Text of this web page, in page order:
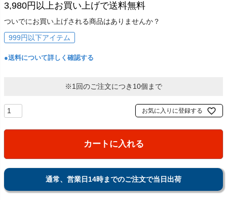
3,980円以上お買い上げで送料無料
ついでにお買い上げされる商品はありませんか？
999円以下アイテム
●送料について詳しく確認する
※1回のご注文につき10個まで
お気に入りに登録する
カートに入れる
通常、営業日14時までのご注文で当日出荷